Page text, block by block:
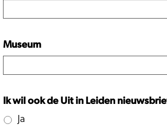
Museum
Ik wil ook de Uit in Leiden
Ja